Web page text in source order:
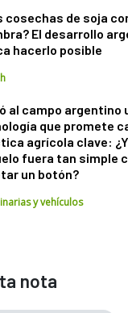
cosechas de soja
El desarrollo
hacerlo posible
al campo argentino
que promete
agrícola clave:
fuera tan simple
un botón?
y vehículos
nota